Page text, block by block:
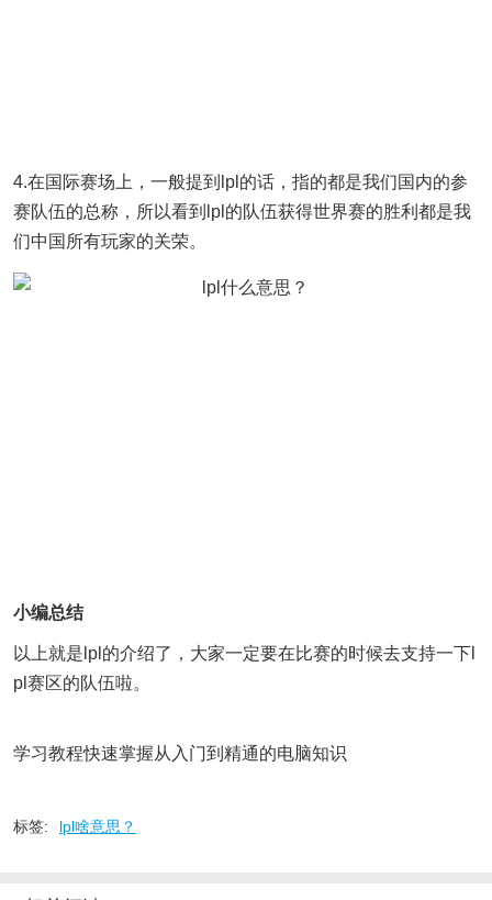
4.在国际赛场上，一般提到lpl的话，指的都是我们国内的参
赛队伍的总称，所以看到lpl的队伍获得世界赛的胜利都是我
们中国所有玩家的关荣。
小编总结
以上就是lpl的介绍了，大家一定要在比赛的时候去支持一下l
pl赛区的队伍啦。
学习教程快速掌握从入门到精通的电脑知识
标签: lpl啥意思？